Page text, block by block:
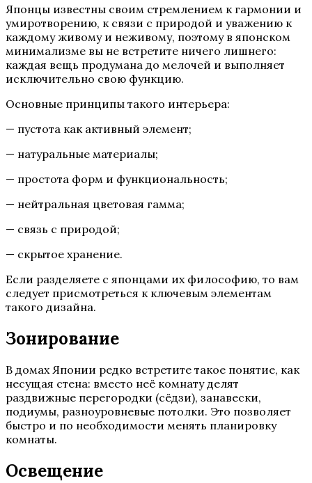
Японцы известны своим стремлением к гармонии и
умиротворению, к связи с природой и уважению к
каждому живому и неживому, поэтому в японском
минимализме вы не встретите ничего лишнего:
каждая вещь продумана до мелочей и выполняет
исключительно свою функцию.
Основные принципы такого интерьера:
— пустота как активный элемент;
— натуральные материалы;
— простота форм и функциональность;
— нейтральная цветовая гамма;
— связь с природой;
— скрытое хранение.
Если разделяете с японцами их философию, то вам
следует присмотреться к ключевым элементам
такого дизайна.
Зонирование
В домах Японии редко встретите такое понятие, как
несущая стена: вместо неё комнату делят
раздвижные перегородки (сёдзи), занавески,
подиумы, разноуровневые потолки. Это позволяет
быстро и по необходимости менять планировку
комнаты.
Освещение